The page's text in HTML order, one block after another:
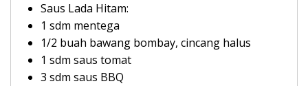
Saus Lada Hitam:
1 sdm mentega
1/2 buah bawang bombay, cincang halus
1 sdm saus tomat
3 sdm saus BBQ